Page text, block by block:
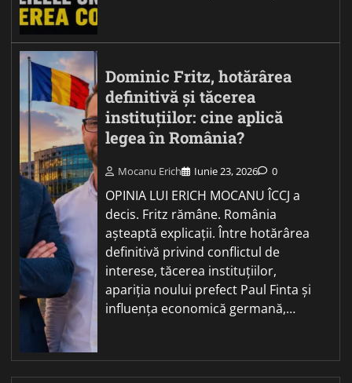
Dominic Fritz, hotărârea
definitivă și tăcerea
instituțiilor: cine aplică
legea în România?
Mocanu Erich Iunie 23, 2026 0
OPINIA LUI ERICH MOCANU ÎCCJ a
decis. Fritz rămâne. România
așteaptă explicații. Între hotărârea
definitivă privind conflictul de
interese, tăcerea instituțiilor,
apariția noului prefect Paul Finta și
influența economică germană,…